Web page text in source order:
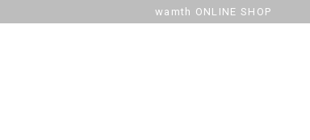
wamth ONLINE SHOP